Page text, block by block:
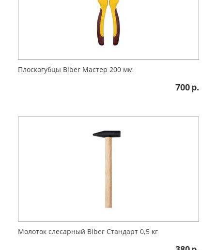
Плоскогубцы Biber Мастер 200 мм
700р.
Молоток слесарный Biber Стандарт 0,5 кг